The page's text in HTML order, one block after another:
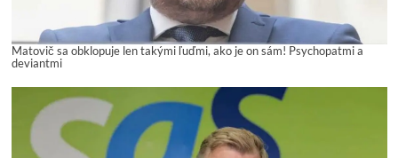
Matovič sa obklopuje len takými ľuďmi, ako je on sám! Psychopatmi a
deviantmi